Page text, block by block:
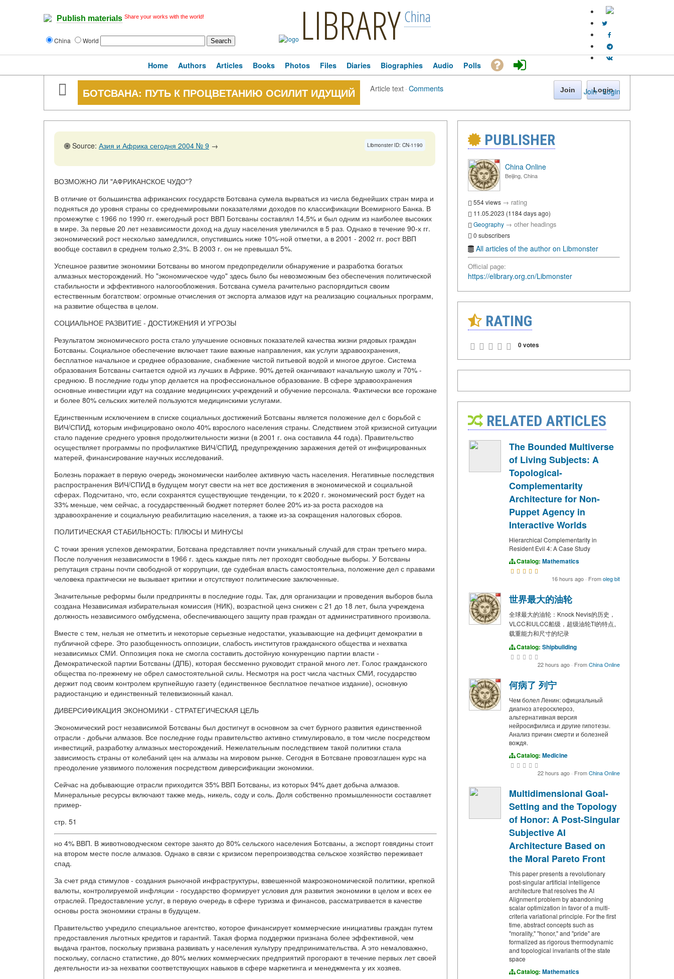
Publish materials Share your works with the world!
China World LIBRARY China
Join · Login
Home Authors Articles Books Photos Files Diaries Biographies Audio Polls
БОТСВАНА: ПУТЬ К ПРОЦВЕТАНИЮ ОСИЛИТ ИДУЩИЙ Article text·Comments Join Login
Libmonster ID: CN-1190
Source: Азия и Африка сегодня 2004 № 9 →
ВОЗМОЖНО ЛИ "АФРИКАНСКОЕ ЧУДО"?
В отличие от большинства африканских государств Ботсвана сумела вырваться из числа беднейших стран мира и
подняться до уровня страны со среднемировыми показателями доходов по классификации Всемирного Банка. В
промежутке с 1966 по 1990 гг. ежегодный рост ВВП Ботсваны составлял 14,5% и был одним из наиболее высоких
в мире. За первые 20 лет независимости доход на душу населения увеличился в 5 раз. Однако в течение 90-х гг.
экономический рост несколько замедлился, опустившись ниже 10%-ной отметки, а в 2001 - 2002 гг. рост ВВП
вообще составил в среднем только 2,3%. В 2003 г. он не превышал 5%.
Успешное развитие экономики Ботсваны во многом предопределили обнаружение и разработка богатых
алмазных месторождений. Но "экономическое чудо" здесь было бы невозможным без обеспечения политической
стабильности и эффективного налогообложения. Ботсвана сумела рачительно распорядиться своим
естественным богатством: огромные отчисления от экспорта алмазов идут на реализацию социальных программ,
на развитие общества в целом.
СОЦИАЛЬНОЕ РАЗВИТИЕ - ДОСТИЖЕНИЯ И УГРОЗЫ
Результатом экономического роста стало улучшение основных показателей качества жизни рядовых граждан
Ботсваны. Социальное обеспечение включает такие важные направления, как услуги здравоохранения,
бесплатное начальное и среднее образование, снабжение чистой питьевой водой и многое другое. Система
образования Ботсваны считается одной из лучших в Африке. 90% детей оканчивают начальную школу и 70% -
среднюю. В последние годы упор делается на профессиональное образование. В сфере здравоохранения
основные инвестиции идут на создание медицинских учреждений и обучение персонала. Фактически все горожане
и более 80% сельских жителей пользуются медицинскими услугами.
Единственным исключением в списке социальных достижений Ботсваны является положение дел с борьбой с
ВИЧ/СПИД, которым инфицировано около 40% взрослого населения страны. Следствием этой кризисной ситуации
стало падение среднего уровня продолжительности жизни (в 2001 г. она составила 44 года). Правительство
осуществляет программы по профилактике ВИЧ/СПИД, предупреждению заражения детей от инфицированных
матерей, финансирование научных исследований.
Болезнь поражает в первую очередь экономически наиболее активную часть населения. Негативные последствия
распространения ВИЧ/СПИД в будущем могут свести на нет все достижения в экономической и социальной
сферах. Подсчитано, что, если сохранятся существующие тенденции, то к 2020 г. экономический рост будет на
33% меньше, чем сейчас, а государственный бюджет потеряет более 20% из-за роста расходов на
здравоохранение и социальную реабилитацию населения, а также из-за сокращения налоговых сборов.
ПОЛИТИЧЕСКАЯ СТАБИЛЬНОСТЬ: ПЛЮСЫ И МИНУСЫ
С точки зрения успехов демократии, Ботсвана представляет почти уникальный случай для стран третьего мира.
После получения независимости в 1966 г. здесь каждые пять лет проходят свободные выборы. У Ботсваны
репутация страны почти свободной от коррупции, где судебная власть самостоятельна, положение дел с правами
человека практически не вызывает критики и отсутствуют политические заключенные.
Значительные реформы были предприняты в последние годы. Так, для организации и проведения выборов была
создана Независимая избирательная комиссия (НИК), возрастной ценз снижен с 21 до 18 лет, была учреждена
должность независимого омбудсмена, обеспечивающего защиту прав граждан от административного произвола.
Вместе с тем, нельзя не отметить и некоторые серьезные недостатки, указывающие на дефицит демократии в
публичной сфере. Это разобщенность оппозиции, слабость институтов гражданского общества и нехватка
независимых СМИ. Оппозиция пока не смогла составить достойную конкуренцию партии власти -
Демократической партии Ботсваны (ДПБ), которая бессменно руководит страной много лет. Голос гражданского
общества по-прежнему не обрел самостоятельной силы. Несмотря на рост числа частных СМИ, государство
держит под своим контролем крупнейшую газету (единственное бесплатное печатное издание), основную
радиостанцию и единственный телевизионный канал.
ДИВЕРСИФИКАЦИЯ ЭКОНОМИКИ - СТРАТЕГИЧЕСКАЯ ЦЕЛЬ
Экономический рост независимой Ботсваны был достигнут в основном за счет бурного развития единственной
отрасли - добычи алмазов. Все последние годы правительство активно стимулировало, в том числе посредством
инвестиций, разработку алмазных месторождений. Нежелательным последствием такой политики стала
зависимость страны от колебаний цен на алмазы на мировом рынке. Сегодня в Ботсване провозглашен курс на
преодоление уязвимого положения посредством диверсификации экономики.
Сейчас на добывающие отрасли приходится 35% ВВП Ботсваны, из которых 94% дает добыча алмазов.
Минеральные ресурсы включают также медь, никель, соду и соль. Доля собственно промышленности составляет
пример-
стр. 51
но 4% ВВП. В животноводческом секторе занято до 80% сельского населения Ботсваны, а экспорт говядины стоит
на втором месте после алмазов. Однако в связи с кризисом перепроизводства сельское хозяйство переживает
спад.
За счет ряда стимулов - создания рыночной инфраструктуры, взвешенной макроэкономической политики, крепкой
валюты, контролируемой инфляции - государство формирует условия для развития экономики в целом и всех ее
отраслей. Предоставление услуг, в первую очередь в сфере туризма и финансов, рассматривается в качестве
основы роста экономики страны в будущем.
Правительство учредило специальное агентство, которое финансирует коммерческие инициативы граждан путем
предоставления льготных кредитов и гарантий. Такая форма поддержки признана более эффективной, чем
выдача грантов, поскольку призвана развивать у населения культуру предпринимательства. А это немаловажно,
поскольку, согласно статистике, до 80% мелких коммерческих предприятий прогорают в течение первых лет своей
деятельности из-за нехватки соответствующих навыков в сфере маркетинга и менеджмента у их хозяев.
PUBLISHER
China Online
Beijing, China
554 views → rating
11.05.2023 (1184 days ago)
Geography → other headings
0 subscribers
All articles of the author on Libmonster
Official page:
https://elibrary.org.cn/Libmonster
RATING
0 votes
RELATED ARTICLES
The Bounded Multiverse
of Living Subjects: A
Topological-
Complementarity
Architecture for Non-
Puppet Agency in
Interactive Worlds
Hierarchical Complementarity in
Resident Evil 4: A Case Study
Catalog: Mathematics
16 hours ago · Fromoleg bit
世界最大的油轮
全球最大的油轮：Knock Nevis的历史，
VLCC和ULCC船级，超级油轮TI的特点。
载重能力和尺寸的纪录
Catalog: Shipbuilding
22 hours ago · FromChina Online
何病了 列宁
Чем болел Ленин: официальный
диагноз атеросклероз,
альтернативная версия
нейросифилиса и другие гипотезы.
Анализ причин смерти и болезней
вождя.
Catalog: Medicine
22 hours ago · FromChina Online
Multidimensional Goal-
Setting and the Topology
of Honor: A Post-Singular
Subjective AI
Architecture Based on
the Moral Pareto Front
This paper presents a revolutionary
post-singular artificial intelligence
architecture that resolves the AI
Alignment problem by abandoning
scalar optimization in favor of a multi-
criteria variational principle. For the first
time, abstract concepts such as
"morality," "honor," and "pride" are
formalized as rigorous thermodynamic
and topological invariants of the state
space
Catalog: Mathematics